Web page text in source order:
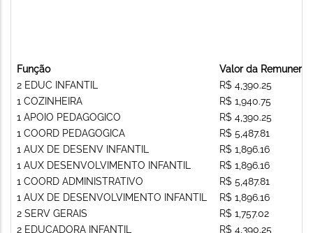
Função
2 EDUC INFANTIL
1 COZINHEIRA
1 APOIO PEDAGOGICO
1 COORD PEDAGOGICA
1 AUX DE DESENV INFANTIL
1 AUX DESENVOLVIMENTO INFANTIL
1 COORD ADMINISTRATIVO
1 AUX DE DESENVOLVIMENTO INFANTIL
2 SERV GERAIS
2 EDUCADORA INFANTIL
Valor da
R$ 4,390.25
R$ 1,940.75
R$ 4,390.25
R$ 5,487.81
R$ 1,896.16
R$ 1,896.16
R$ 5,487.81
R$ 1,896.16
R$ 1,757.02
R$ 4,390.25